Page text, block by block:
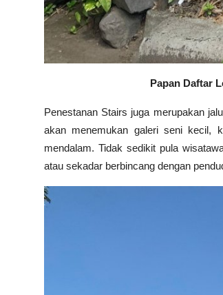
Papan Daftar
Penestanan Stairs juga merupakan
akan menemukan galeri seni kecil,
mendalam. Tidak sedikit pula
atau sekadar berbincang dengan